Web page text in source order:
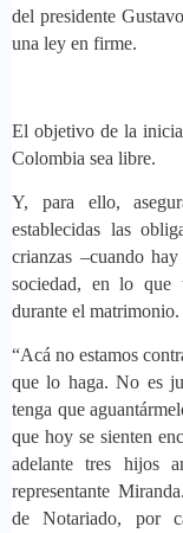
del presidente
una ley en firme.
El objetivo de la
Colombia sea libre.
Y, para ello,
establecidas las
crianzas –cuando
sociedad, en lo que
durante el matrimonio.
“Acá no estamos
que lo haga. No es
tenga que
que hoy se sienten
adelante tres hijos
representante
de Notariado, por